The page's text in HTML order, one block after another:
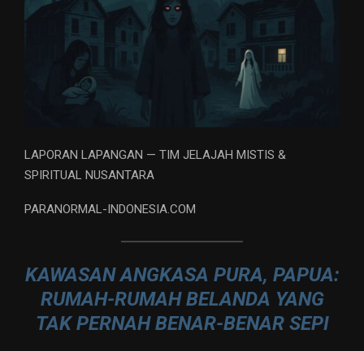
LAPORAN LAPANGAN — TIM JELAJAH MISTIS &
SPIRITUAL NUSANTARA
PARANORMAL-INDONESIA.COM
KAWASAN ANGKASA PURA, PAPUA:
RUMAH-RUMAH BELANDA YANG
TAK PERNAH BENAR-BENAR SEPI